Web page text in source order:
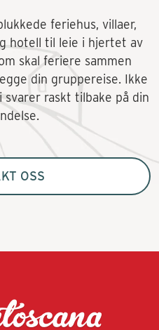
feriehus, villaer,
hotell til leie i hjertet av
skal feriere sammen
din gruppereise. Ikke
svarer raskt tilbake på din
OSS